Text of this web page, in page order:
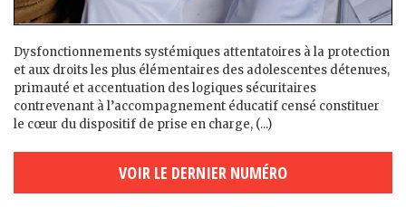
Dysfonctionnements systémiques attentatoires à la protection
et aux droits les plus élémentaires des adolescent·es détenu·es,
primauté et accentuation des logiques sécuritaires
contrevenant à l’accompagnement éducatif censé constituer
le cœur du dispositif de prise en charge, (...)
VOIR LE DERNIER NUMÉRO